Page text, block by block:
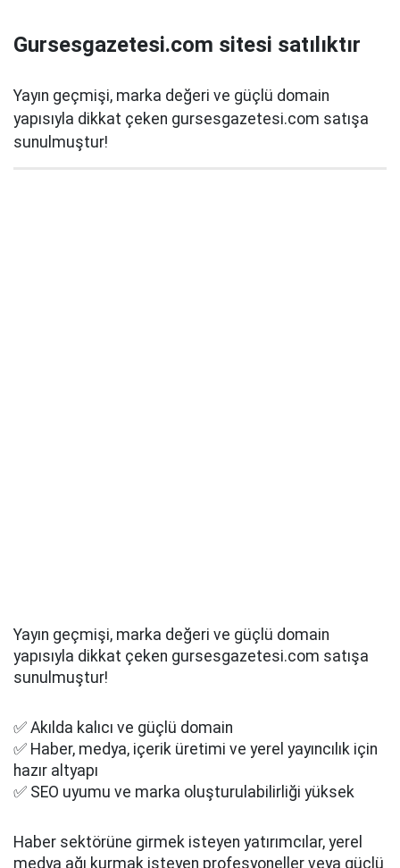
Gursesgazetesi.com sitesi satılıktır
Yayın geçmişi, marka değeri ve güçlü domain
yapısıyla dikkat çeken gursesgazetesi.com satışa
sunulmuştur!
Yayın geçmişi, marka değeri ve güçlü domain
yapısıyla dikkat çeken gursesgazetesi.com satışa
sunulmuştur!
✅ Akılda kalıcı ve güçlü domain
✅ Haber, medya, içerik üretimi ve yerel yayıncılık için
hazır altyapı
✅ SEO uyumu ve marka oluşturulabilirliği yüksek
Haber sektörüne girmek isteyen yatırımcılar, yerel
medya ağı kurmak isteyen profesyoneller veya güçlü